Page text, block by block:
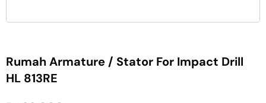
Rumah Armature / Stator For Impact Drill
HL 813RE